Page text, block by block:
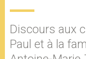
Discours aux
Paul et à la